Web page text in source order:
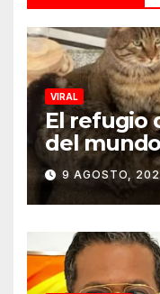
VIRAL
El refugio
del
tiene a
embarque
9 AGOSTO,